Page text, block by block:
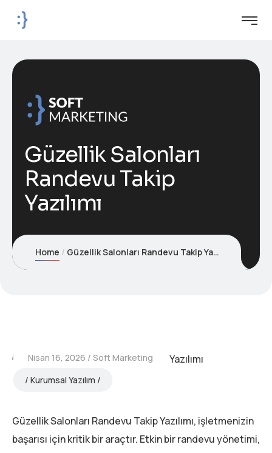
Güzellik Salonları
Randevu Takip
Yazılımı
Home Güzellik Salonları Randevu Takip Yazılımı
Nisan 16, 2026
Soft Marketing
Kurumsal Yazılım
Güzellik Salonları Randevu Takip Yazılımı, işletmenizin
başarısı için kritik bir araçtır. Etkin bir randevu yönetimi,